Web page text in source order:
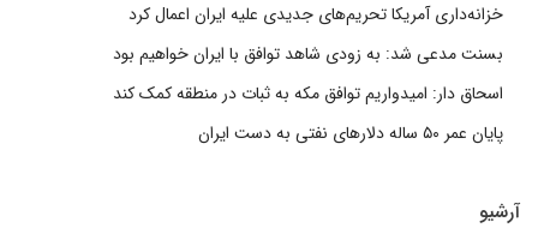
خزانه‌داری آمریکا تحریم‌های جدیدی علیه ایران اعمال کرد
بسنت مدعی شد: به زودی شاهد توافق با ایران خواهیم بود
اسحاق دار: امیدواریم توافق مکه به ثبات در منطقه کمک کند
پایان عمر ۵۰ ساله دلارهای نفتی به دست ایران
آرشیو